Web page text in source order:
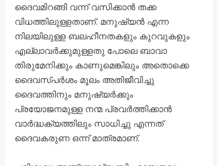
ദൈവമിറങ്ങി വന്ന് വസിക്കാൻ തക്ക
വിധത്തിലുള്ളതാണ്. മനുഷ്യൻ എന്ന
നിലയിലുള്ള ബലഹീനതകളും കുറവുകളും
എല്ലാവർക്കുമുള്ളതു പോലെ ബാവാ
തിരുമേനിക്കും കാണുമെങ്കിലും അതൊക്കെ
ദൈവസ്പ‌ർശം മൂലം അതിജീവിച്ചു
ദൈവത്തിനും മനുഷ്യർക്കും
പ്രയോജനമുള്ള നന്മ പ്രവർത്തിക്കാൻ
വാർദ്ധക്യത്തിലും സാധിച്ചു എന്നത്
ദൈവകരുണ ഒന്ന് മാത്രമാണ്.